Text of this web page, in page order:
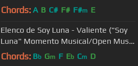
Modo Amar")
Chords: A B C# F# F#m E
Elenco de Soy Luna - Valiente ("Soy
Luna" Momento Musical/Open Music
despedida)
Chords: Bb Gm F Eb Cm D